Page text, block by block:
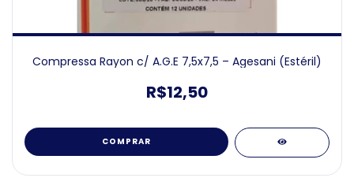
Compressa Rayon c/ A.G.E 7,5x7,5 – Agesani (Estéril)
R$12,50
COMPRAR